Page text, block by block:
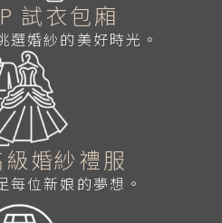
試衣包廂
選婚紗的美好時光。
婚紗禮服
每位新娘的夢想。